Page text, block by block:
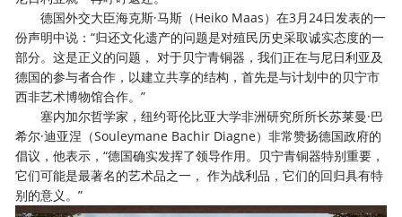
德国外交大臣海克斯·马斯（Heiko Maas）在3月24日发表的一
份声明中说：“归还文化遗产的问题是对殖民历史采取诚实态度的一
部分。这是正义的问题， 对于贝宁青铜器，我们正在与尼日利亚及
德国的参与者合作，以建立共享的结构，首先是与计划中的贝宁市
西非艺术博物馆合作。”
塞内加尔哲学家，纽约哥伦比亚大学非洲研究所所长苏莱曼·巴
希尔·迪亚涅（Souleymane Bachir Diagne）非常赞扬德国政府的
倡议，他表示，“德国确实发挥了领导作用。贝宁青铜器特别重要，
它们可能是最著名的艺术品之一， 作为战利品，它们的回归具有特
别的意义。”